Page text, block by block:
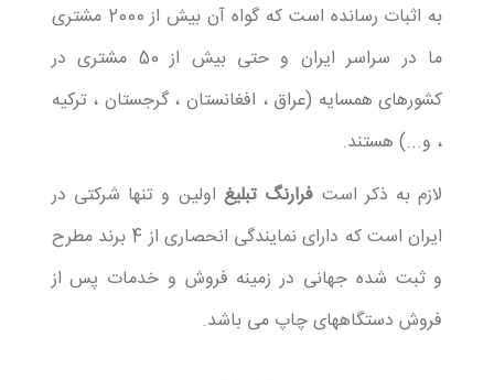
به اثبات رسانده است که گواه آن بیش از 2000 مشتری
ما در سراسر ایران و حتی بیش از 50 مشتری در
کشورهای همسایه (عراق ، افغانستان ، گرجستان ، ترکیه
، و...) هستند.
لازم به ذکر است فرارنگ تبلیغ اولین و تنها شرکتی در
ایران است که دارای نمایندگی انحصاری از 4 برند مطرح
و ثبت شده جهانی در زمینه فروش و خدمات پس از
فروش دستگاههای چاپ می باشد.